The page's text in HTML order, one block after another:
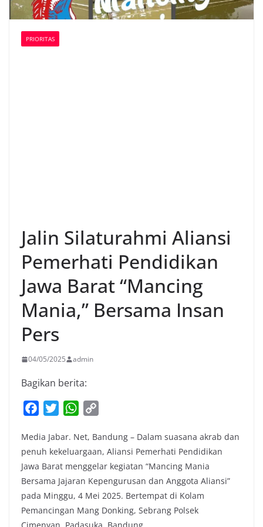
PRIORITAS
Jalin Silaturahmi Aliansi
Pemerhati Pendidikan
Jawa Barat “Mancing
Mania,” Bersama Insan
Pers
04/05/2025 admin
Bagikan berita:
c
e
b
o
o
k
i
t
t
e
r
W
a
t
s
A
p
p
p
y
L
i
n
k
Media Jabar. Net, Bandung – Dalam suasana akrab dan
penuh kekeluargaan, Aliansi Pemerhati Pendidikan
Jawa Barat menggelar kegiatan “Mancing Mania
Bersama Jajaran Kepengurusan dan Anggota Aliansi”
pada Minggu, 4 Mei 2025. Bertempat di Kolam
Pemancingan Mang Donking, Sebrang Polsek